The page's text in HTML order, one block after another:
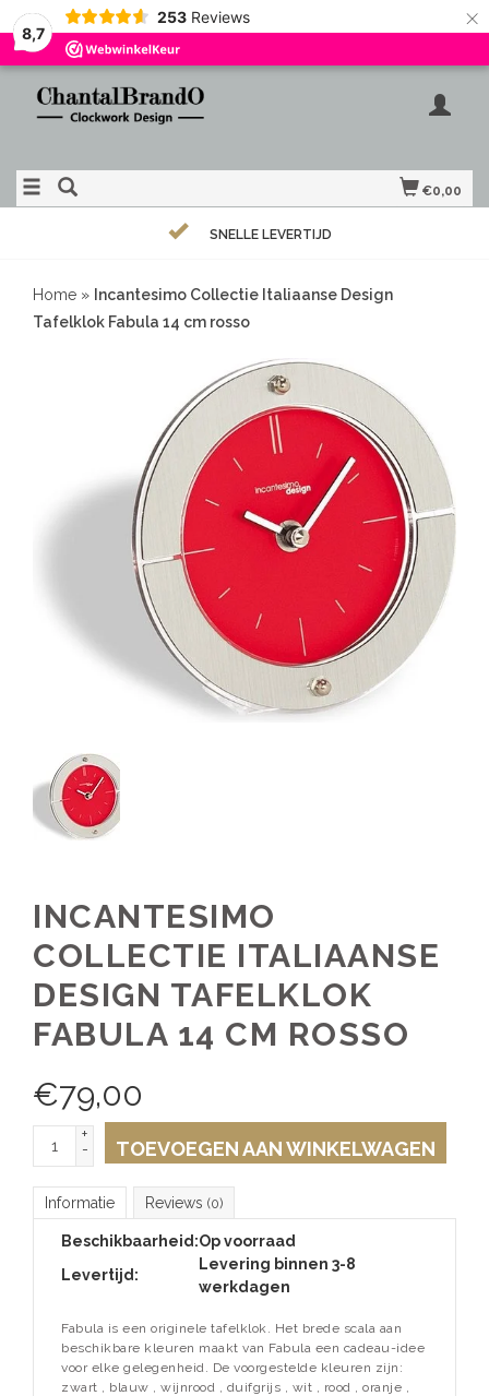
8,7
253 Reviews ×
€0,00
SNELLE LEVERTIJD
Home » Incantesimo Collectie Italiaanse Design
Tafelklok Fabula 14 cm rosso
INCANTESIMO
COLLECTIE ITALIAANSE
DESIGN TAFELKLOK
FABULA 14 CM ROSSO
€79,00
+
-
TOEVOEGEN AAN WINKELWAGEN
Informatie Reviews (0)
Beschikbaarheid:Op voorraad
Levertijd:
Levering binnen 3-8
werkdagen
Fabula is een originele tafelklok. Het brede scala aan
beschikbare kleuren maakt van Fabula een cadeau-idee
voor elke gelegenheid. De voorgestelde kleuren zijn:
zwart , blauw , wijnrood , duifgrijs , wit , rood , oranje ,